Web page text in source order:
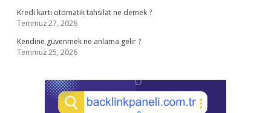
Kredi kartı otomatik tahsilat ne demek ?
Temmuz 27, 2026
Kendine güvenmek ne anlama gelir ?
Temmuz 25, 2026